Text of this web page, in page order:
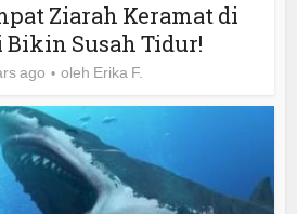
Ziarah Keramat di
Susah Tidur!
ago oleh Erika F.